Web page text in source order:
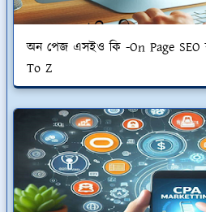
অন পেজ এসইও কি -On Page SEO
To Z